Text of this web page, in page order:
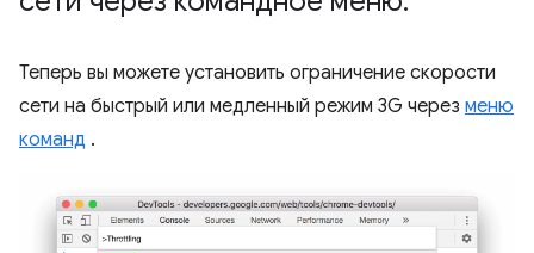
Теперь вы можете установить ограничение скорости
сети на быстрый или медленный режим 3G через меню
команд .